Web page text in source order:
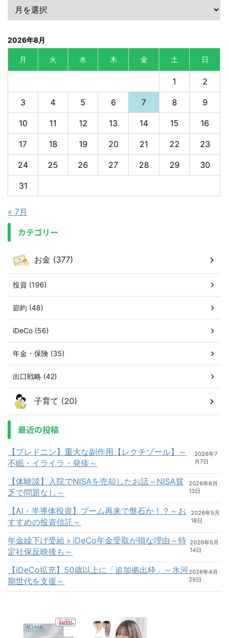
2026年8月
月 火 水 木 金 土 日
1 2
3 4 5 6 7 8 9
10 11 12 13 14 15 16
17 18 19 20 21 22 23
24 25 26 27 28 29 30
31
« 7月
カテゴリー
お金 (377)
投資 (196)
節約 (48)
iDeCo (56)
年金・保険 (35)
出口戦略 (42)
子育て (20)
最近の投稿
【プレドニン】重大な副作用【レクチゾール】～
不眠・イライラ・発疹～
2026年7
月7日
【体験談】入院でNISAを売却したお話～NISA貧
乏で問題なし～
2026年6月
13日
【AI・半導体投資】ブーム再来で盤石か！？～お
すすめの投資信託～
2026年5月
18日
年金繰下げ受給＋iDeCo年金受取が損な理由～特
定社保反映後も～
2026年5月
14日
【iDeCo拡充】50歳以上に「追加拠出枠」～氷河
期世代を支援～
2026年4月
29日